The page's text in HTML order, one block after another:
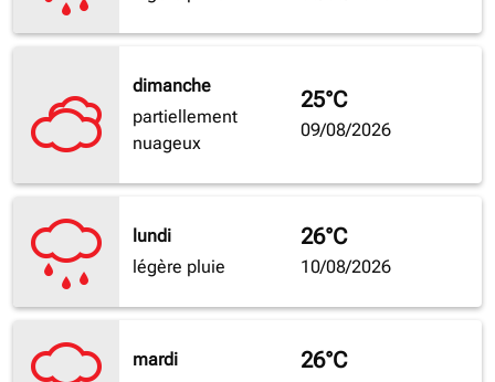
dimanche
partiellement
nuageux
25°C
09/08/2026
lundi
légère pluie
26°C
10/08/2026
mardi
26°C